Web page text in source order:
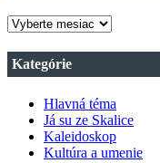
ARCHÍV
ČÍSIEL
OBZORU
Kategórie
Hlavná téma
Já su ze Skalice
Kaleidoskop
Kultúra a umenie